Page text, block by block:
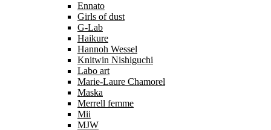
Ennato
Girls of dust
G-Lab
Haikure
Hannoh Wessel
Knitwin Nishiguchi
Labo art
Marie-Laure Chamorel
Maska
Merrell femme
Mii
MJW